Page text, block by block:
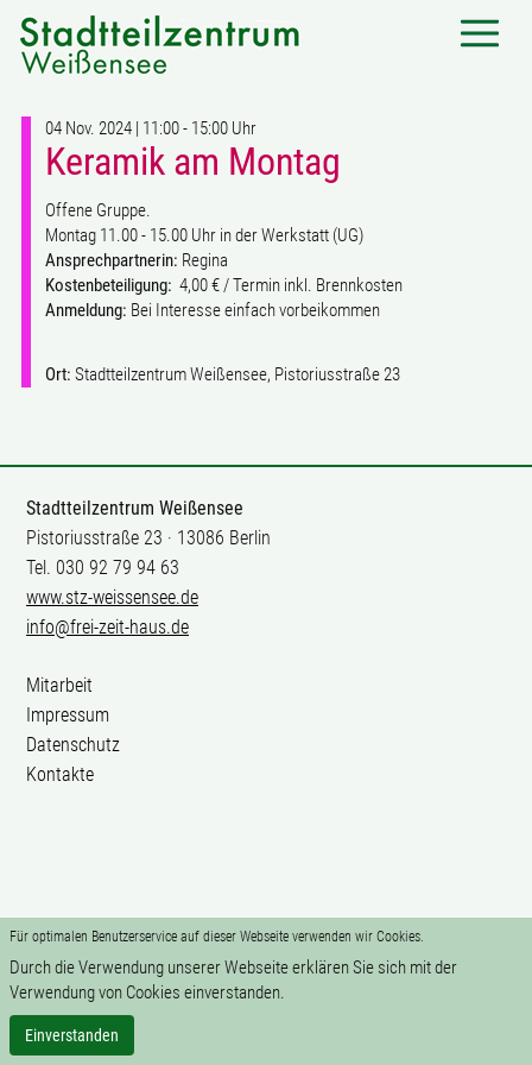
Für optimalen Benutzerservice auf dieser Webseite verwenden wir Cookies.
Durch die Verwendung unserer Webseite erklären Sie sich mit der
Verwendung von Cookies einverstanden.
Einverstanden
04 Nov. 2024 | 11:00 - 15:00 Uhr
Keramik am Montag
Offene Gruppe.
Montag 11.00 - 15.00 Uhr in der Werkstatt (UG)
Ansprechpartnerin: Regina
Kostenbeteiligung: 4,00 € / Termin inkl. Brennkosten
Anmeldung: Bei Interesse einfach vorbeikommen
Ort: Stadtteilzentrum Weißensee, Pistoriusstraße 23
Stadtteilzentrum Weißensee
Pistoriusstraße 23 · 13086 Berlin
Tel. 030 92 79 94 63
www.stz-weissensee.de
info@frei-zeit-haus.de
Mitarbeit
Impressum
Datenschutz
Kontakte